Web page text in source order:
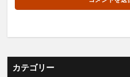
カテゴリー